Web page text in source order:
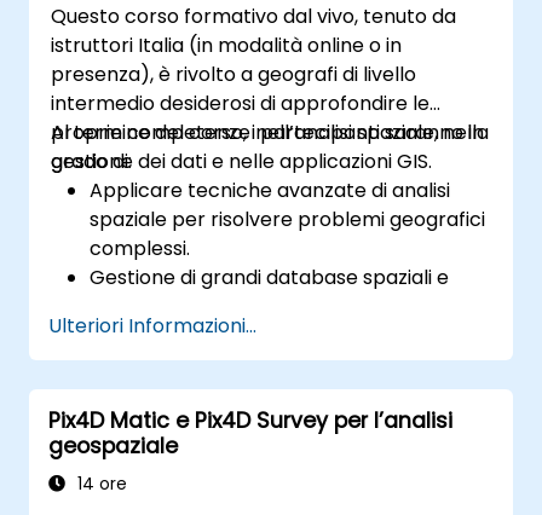
personalizzati basati su Python per
ottimizzare i processi lavorativi.
Questo corso formativo dal vivo, tenuto da
istruttori Italia (in modalità online o in
presenza), è rivolto a geografi di livello
intermedio desiderosi di approfondire le
proprie competenze nell’analisi spaziale, nella
gestione dei dati e nelle applicazioni GIS.
Al termine del corso, i partecipanti saranno in
grado di:
Applicare tecniche avanzate di analisi
spaziale per risolvere problemi geografici
complessi.
Gestione di grandi database spaziali e
Creare mappe dinamiche e interattive
nonché visualizzazioni adatte a diversi
contesti applicativi.
Utilizzare la programmazione e
l’automazione per ottimizzare i flussi di
lavoro GIS.
Ulteriori Informazioni...
Pix4D Matic e Pix4D Survey per l’analisi
geospaziale
14 ore